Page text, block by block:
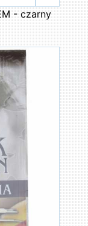
- czarny